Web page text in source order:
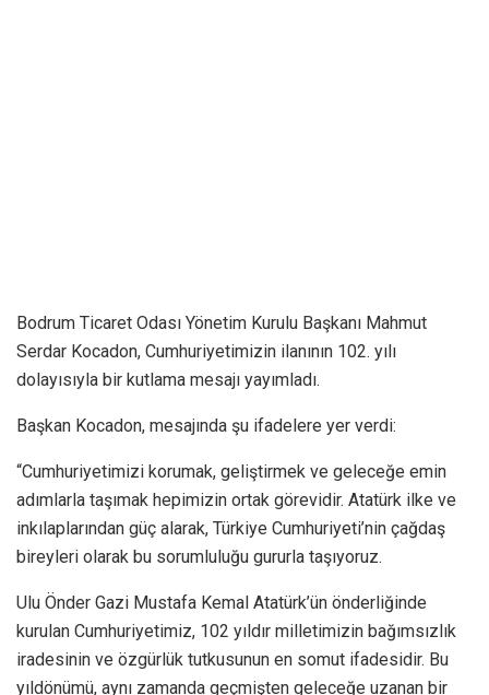
Bodrum Ticaret Odası Yönetim Kurulu Başkanı Mahmut
Serdar Kocadon, Cumhuriyetimizin ilanının 102. yılı
dolayısıyla bir kutlama mesajı yayımladı.
Başkan Kocadon, mesajında şu ifadelere yer verdi:
“Cumhuriyetimizi korumak, geliştirmek ve geleceğe emin
adımlarla taşımak hepimizin ortak görevidir. Atatürk ilke ve
inkılaplarından güç alarak, Türkiye Cumhuriyeti’nin çağdaş
bireyleri olarak bu sorumluluğu gururla taşıyoruz.
Ulu Önder Gazi Mustafa Kemal Atatürk’ün önderliğinde
kurulan Cumhuriyetimiz, 102 yıldır milletimizin bağımsızlık
iradesinin ve özgürlük tutkusunun en somut ifadesidir. Bu
yıldönümü, aynı zamanda geçmişten geleceğe uzanan bir